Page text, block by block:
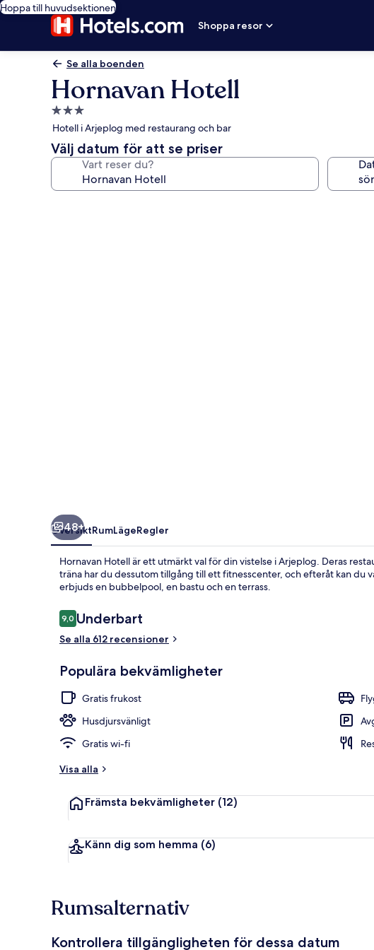
Hoppa till huvudsektionen
Shoppa resor
Se alla boenden
Hornavan Hotell
3.0-
stjärnigt
boende
Hotell i Arjeplog med restaurang och bar
Välj datum för att se priser
Vart reser du?
48+
ÖversiktRumLägeRegler
Hornavan Hotell är ett utmärkt val för din vistelse i Arjeplog. Deras
träna har du dessutom tillgång till ett fitnesscenter, och efteråt kan du
erbjuds en bubbelpool, en bastu och en terrass.
Recensioner
9,09,0 av 10,
Underbart
Se alla 612 recensioner
Populära bekvämligheter
Gratis frukost
Husdjursvänligt
Gratis wi-fi
Visa alla
Främsta bekvämligheter (12)
Känn dig som hemma (6)
Rumsalternativ
Kontrollera tillgängligheten för dessa datum